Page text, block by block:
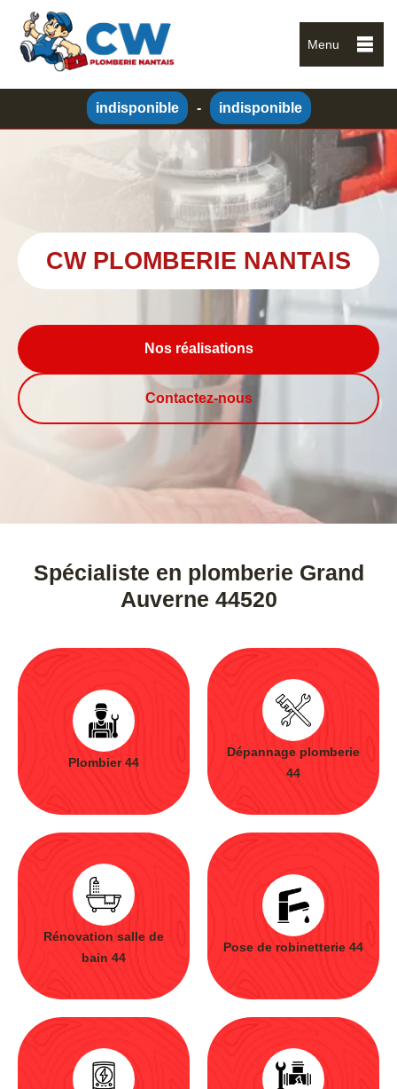
Menu
indisponible - indisponible
CW PLOMBERIE NANTAIS
Nos réalisations
Contactez-nous
Spécialiste en plomberie Grand
Auverne 44520
Plombier 44
Dépannage plomberie
44
Rénovation salle de
bain 44
Pose de robinetterie 44